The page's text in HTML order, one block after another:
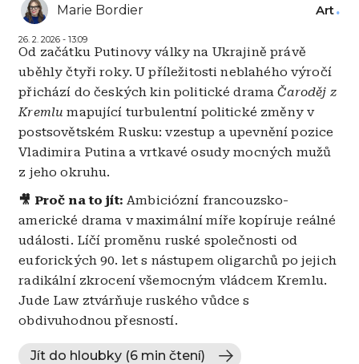
Marie Bordier
26. 2. 2026 - 13:09
Art
Od začátku Putinovy války na Ukrajině právě
uběhly čtyři roky. U příležitosti neblahého výročí
přichází do českých kin politické dramaČaroděj z
Kremlumapující turbulentní politické změny v
postsovětském Rusku: vzestup a upevnění pozice
Vladimira Putina a vrtkavé osudy mocných mužů
z jeho okruhu.
🎥 Proč na to jít:Ambiciózní francouzsko-
americké drama v maximální míře kopíruje reálné
události. Líčí proměnu ruské společnosti od
euforických 90. let s nástupem oligarchů po jejich
radikální zkrocení všemocným vládcem Kremlu.
Jude Law ztvárňuje ruského vůdce s
obdivuhodnou přesností.
Jít do hloubky (6 min čtení)